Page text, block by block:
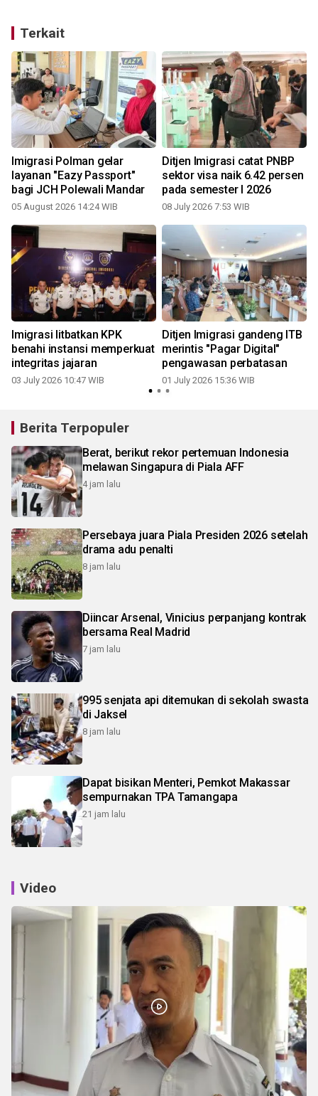
Terkait
Imigrasi Polman gelar
layanan "Eazy Passport"
bagi JCH Polewali Mandar
05 August 2026 14:24 WIB
Ditjen Imigrasi catat PNBP
sektor visa naik 6.42 persen
pada semester I 2026
08 July 2026 7:53 WIB
Imigrasi litbatkan KPK
benahi instansi memperkuat
integritas jajaran
03 July 2026 10:47 WIB
Ditjen Imigrasi gandeng ITB
merintis "Pagar Digital"
pengawasan perbatasan
01 July 2026 15:36 WIB
Berita Terpopuler
Berat, berikut rekor pertemuan Indonesia
melawan Singapura di Piala AFF
4 jam lalu
Persebaya juara Piala Presiden 2026 setelah
drama adu penalti
8 jam lalu
Diincar Arsenal, Vinicius perpanjang kontrak
bersama Real Madrid
7 jam lalu
995 senjata api ditemukan di sekolah swasta
di Jaksel
8 jam lalu
Dapat bisikan Menteri, Pemkot Makassar
sempurnakan TPA Tamangapa
21 jam lalu
Video